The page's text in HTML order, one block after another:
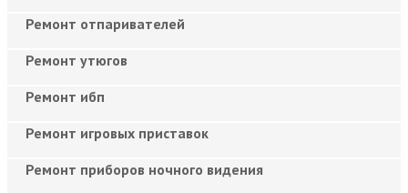
Ремонт отпаривателей
Ремонт утюгов
Ремонт ибп
Ремонт игровых приставок
Ремонт приборов ночного видения